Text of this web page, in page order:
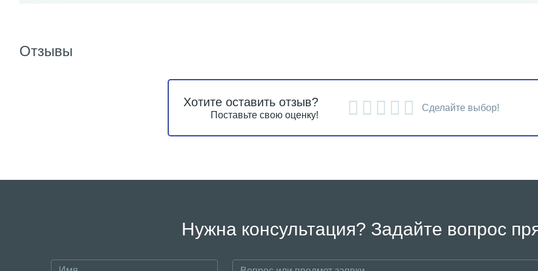
Отзывы
Хотите оставить отзыв?
Поставьте свою оценку!
Сделайте выбор!
Нужна консультация? Задайте вопрос